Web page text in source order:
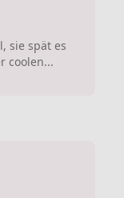
sie spät es
coolen...